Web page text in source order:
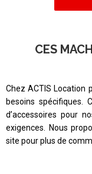
CES
Chez ACTIS Location
besoins spécifiques.
d’accessoires pour
exigences. Nous
site pour plus de